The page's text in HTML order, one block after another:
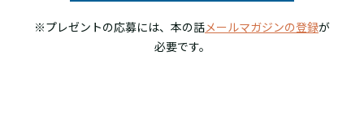
※プレゼントの応募には、本の話メールマガジンの登録が
必要です。